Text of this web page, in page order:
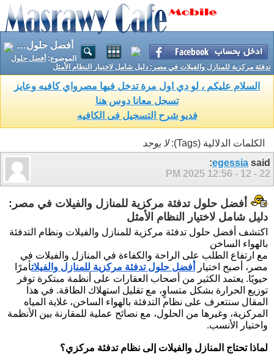
أفضل حلول تدفئة مركزية للمنازل والفيلات في مصر: دليل شامل لاختيار النظام الأمثل
الموضوع: أفضل حلول
تدفئة مركزية للمنازل والفيلات في مصر: دليل شامل لاختيار النظام الأمثل
السلام عليكم ، لو دي اول مرة تدخل فيها مصرواي كافيه وعايز
تسجل معانا دوس هنا
فديو شرح التسجيل فى الكافيه
الكلمات الدلالية (Tags):
لا يوجد
egessia said:
22 - 12 - 2025
12:56 PM
أفضل حلول تدفئة مركزية للمنازل والفيلات في مصر:
دليل شامل لاختيار النظام الأمثل
اكتشف أفضل حلول تدفئة مركزية للمنازل والفيلات ونظام التدفئة
بالهواء الساخن
مع ارتفاع الطلب على الراحة والكفاءة في المنازل والفيلات في
مصر، أصبح اختيار
أفضل حلول تدفئة مركزية للمنازل والفيلاتأمرًا
حيويًا. يعتمد الكثير من أصحاب العقارات على أنظمة مبتكرة توفر
توزيع الحرارة بشكل متساوٍ، مع تقليل استهلاك الطاقة. في هذا
المقال سنتعرف على نظام التدفئة بالهواء الساخن، غلاية المياه
المركزية، وغيرها من الحلول، مع نصائح عملية للمقارنة بين الأنظمة
واختيار الأنسب.
لماذا تحتاج المنازل والفيلات إلى نظام تدفئة مركزي؟